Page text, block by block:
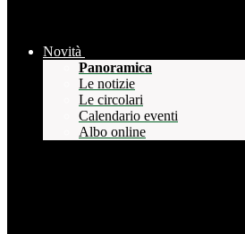
Novità
Panoramica
Le notizie
Le circolari
Calendario eventi
Albo online